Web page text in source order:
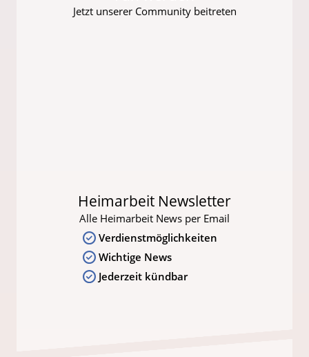
Jetzt unserer Community beitreten
Heimarbeit Newsletter
Alle Heimarbeit News per Email
Verdienstmöglichkeiten
Wichtige News
Jederzeit kündbar